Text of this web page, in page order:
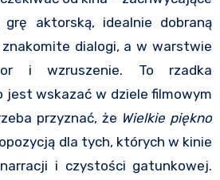
grę aktorską, idealnie dobraną
dialogi, a w warstwie
i wzruszenie. To rzadka
jest wskazać w dziele filmowym
przyznać, że Wielkie piękno
dla tych, których w kinie
i czystości gatunkowej.